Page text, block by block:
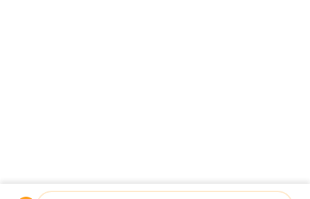
© 2026 Shenzhen Atnj Communication Technology Co., Ltd.. All Rights